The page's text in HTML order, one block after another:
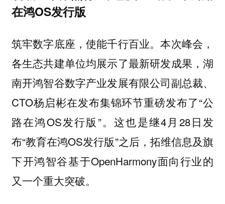
在鸿OS发行版
筑牢数字底座，使能千行百业。本次峰会，
各生态共建单位均展示了最新研发成果，湖
南开鸿智谷数字产业发展有限公司副总裁、
CTO杨启彬在发布集锦环节重磅发布了“公
路在鸿OS发行版”。这也是继4月28日发
布“教育在鸿OS发行版”之后，拓维信息及旗
下开鸿智谷基于OpenHarmony面向行业的
又一个重大突破。